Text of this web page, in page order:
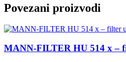
Povezani proizvodi
MANN-FILTER HU 514 x –